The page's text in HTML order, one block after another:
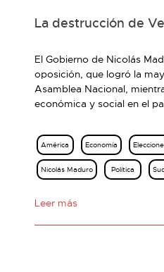
La destrucción de
El Gobierno de Nicolás
oposición, que logró la
Asamblea Nacional,
económica y social en el
América Economía
Nicolás Maduro Política
Leer más